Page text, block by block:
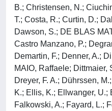
B.; Christensen, N.;
T.; Costa, R.; Curtin, D.;
Dawson, S.; DE BLAS
Castro Manzano, P.;
Demartin, F.; Denner, A.;
MAIO, Raffaele; Dittmaier,
Dreyer, F. A.; Dührssen,
K.; Ellis, K.; Ellwanger, U.;
Falkowski, A.; Fayard, L.;